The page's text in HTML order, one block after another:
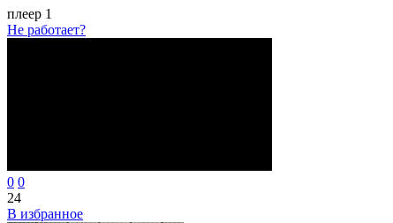
плеер 1
Не работает?
0 0
24
В избранное